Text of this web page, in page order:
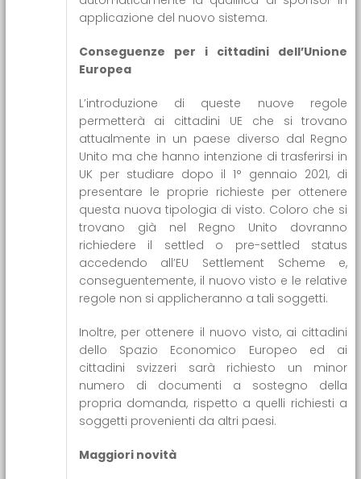
applicazione del nuovo sistema.
Conseguenze per i cittadini dell’Unione
Europea
L’introduzione di queste nuove regole
permetterà ai cittadini UE che si trovano
attualmente in un paese diverso dal Regno
Unito ma che hanno intenzione di trasferirsi in
UK per studiare dopo il 1° gennaio 2021, di
presentare le proprie richieste per ottenere
questa nuova tipologia di visto. Coloro che si
trovano già nel Regno Unito dovranno
richiedere il settled o pre-settled status
accedendo all’EU Settlement Scheme e,
conseguentemente, il nuovo visto e le relative
regole non si applicheranno a tali soggetti.
Inoltre, per ottenere il nuovo visto, ai cittadini
dello Spazio Economico Europeo ed ai
cittadini svizzeri sarà richiesto un minor
numero di documenti a sostegno della
propria domanda, rispetto a quelli richiesti a
soggetti provenienti da altri paesi.
Maggiori novità